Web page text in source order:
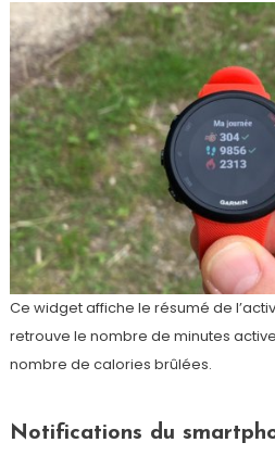
Ce widget affiche le résumé de
retrouve le nombre de minutes
nombre de calories brûlées.
Notifications du